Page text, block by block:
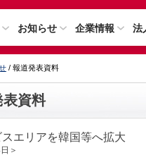
お知らせ 企業情報 法
/ 報道発表資料
表資料
エリアを韓国等へ拡大
＞